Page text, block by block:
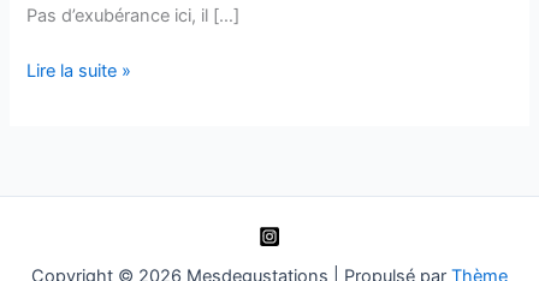
Pas d’exubérance ici, il […]
Pessac-
2005
Lire la suite »
Copyright © 2026 Mesdegustations | Propulsé par Thème